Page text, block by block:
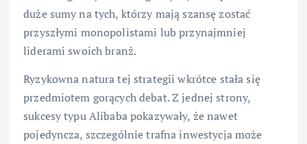
duże sumy na tych, którzy mają szansę zostać
przyszłymi monopolistami lub przynajmniej
liderami swoich branż.
Ryzykowna natura tej strategii wkrótce stała się
przedmiotem gorących debat. Z jednej strony,
sukcesy typu Alibaba pokazywały, że nawet
pojedyncza, szczególnie trafna inwestycja może